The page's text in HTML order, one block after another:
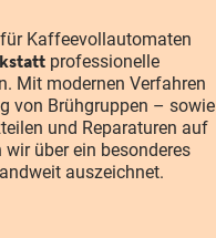
Kaffeevollautomaten
professionelle
Mit modernen Verfahren
von Brühgruppen – sowie
und Reparaturen auf
über ein besonderes
auszeichnet.